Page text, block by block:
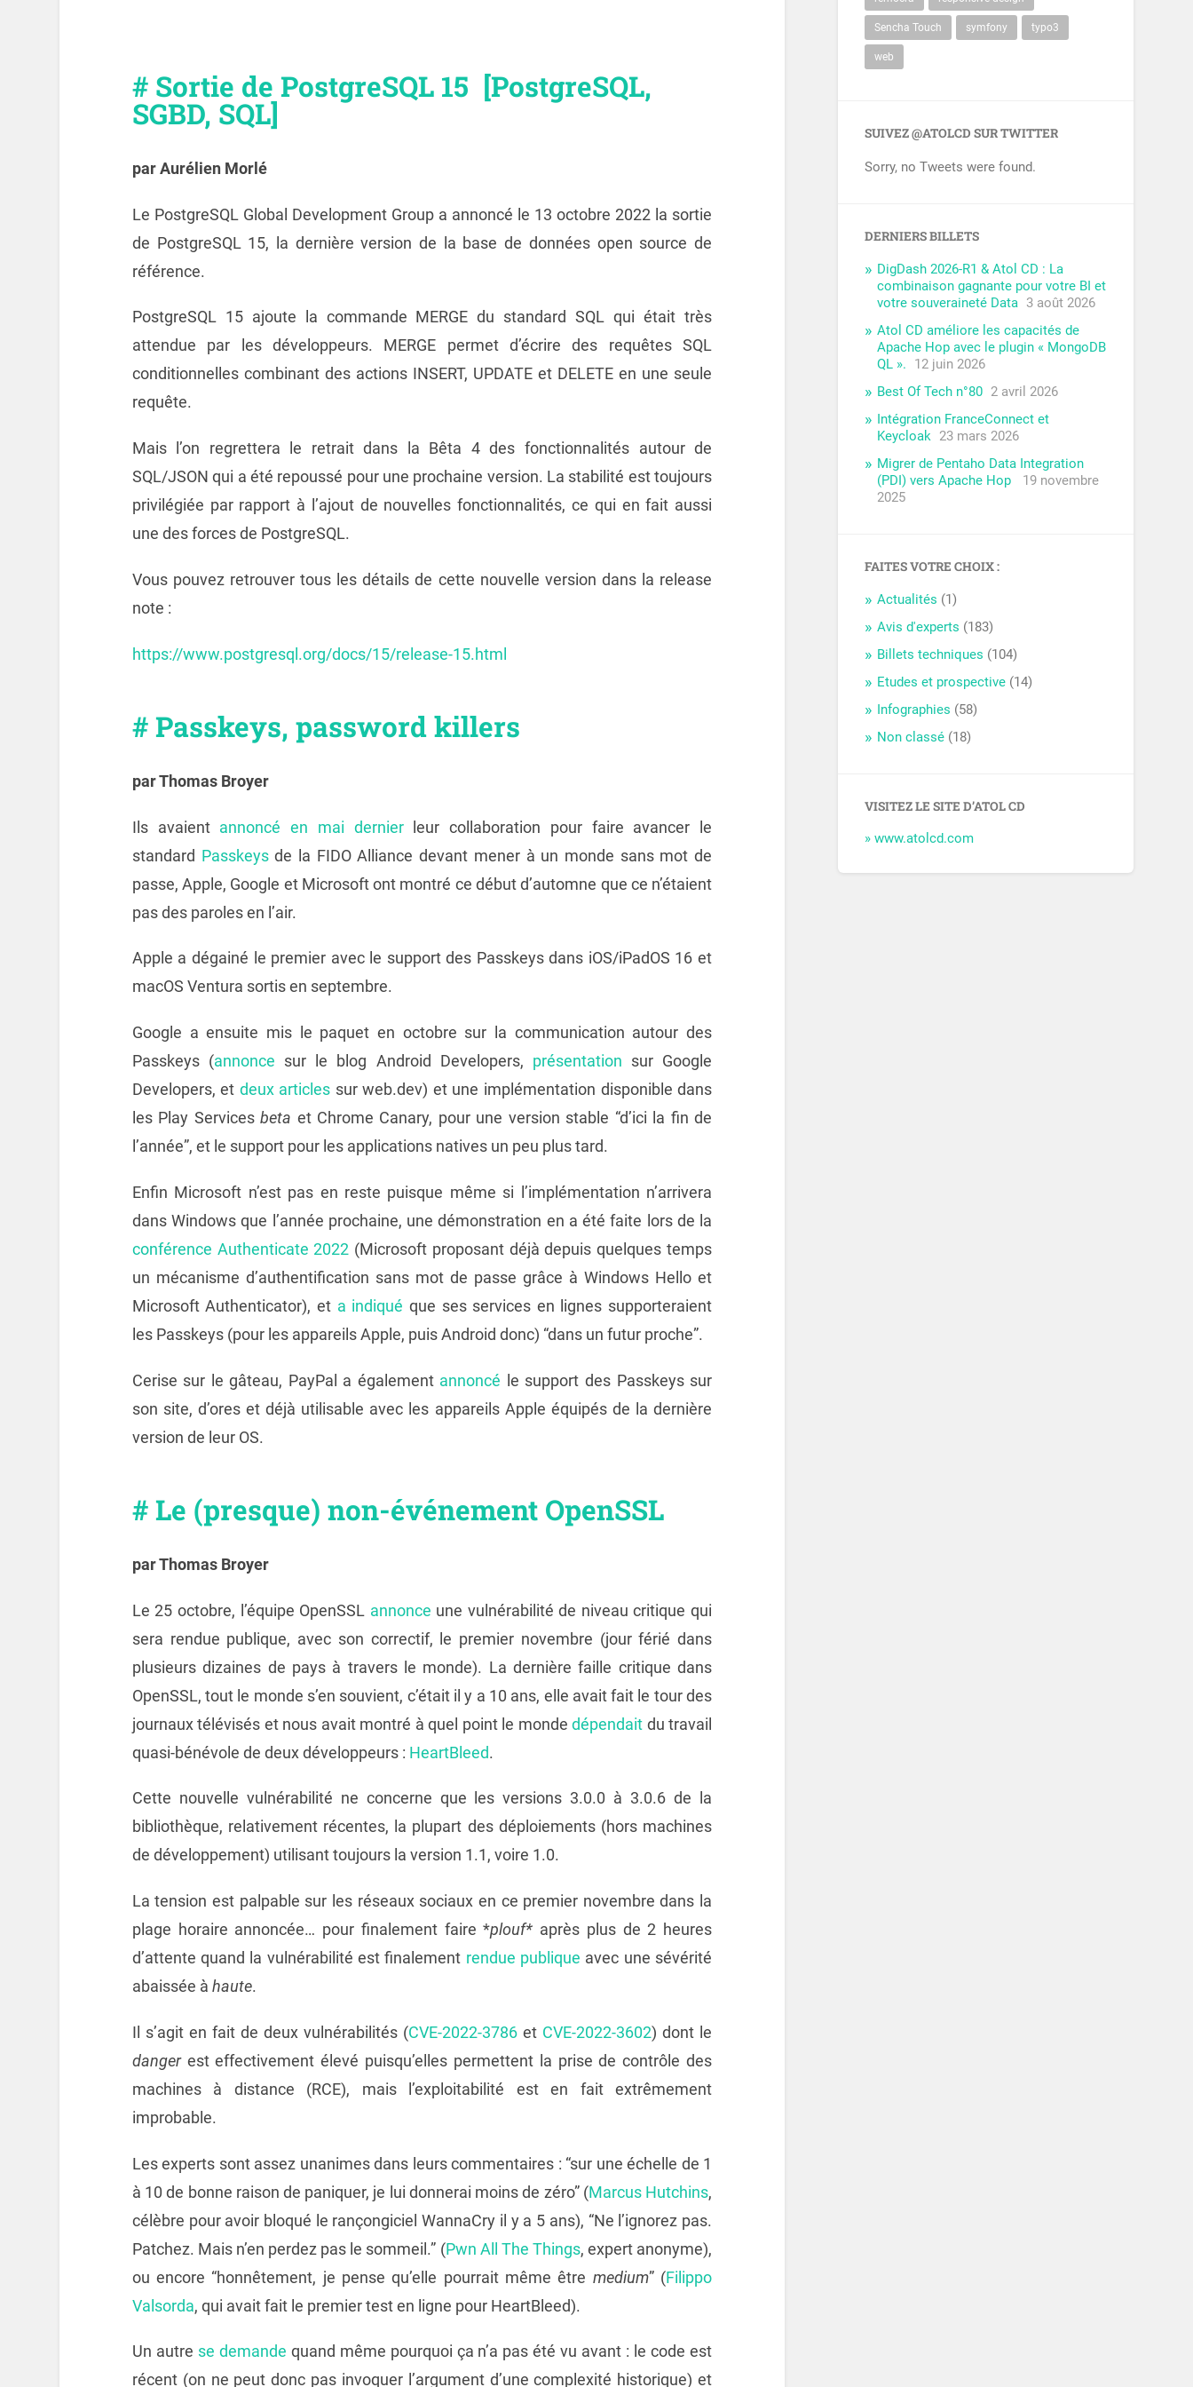
# Sortie de PostgreSQL 15 [PostgreSQL,
SGBD, SQL]
par Aurélien Morlé
Le PostgreSQL Global Development Group a annoncé le 13 octobre 2022 la sortie
de PostgreSQL 15, la dernière version de la base de données open source de
référence.
PostgreSQL 15 ajoute la commande MERGE du standard SQL qui était très
attendue par les développeurs. MERGE permet d’écrire des requêtes SQL
conditionnelles combinant des actions INSERT, UPDATE et DELETE en une seule
requête.
Mais l’on regrettera le retrait dans la Bêta 4 des fonctionnalités autour de
SQL/JSON qui a été repoussé pour une prochaine version. La stabilité est toujours
privilégiée par rapport à l’ajout de nouvelles fonctionnalités, ce qui en fait aussi
une des forces de PostgreSQL.
Vous pouvez retrouver tous les détails de cette nouvelle version dans la release
note :
https://www.postgresql.org/docs/15/release-15.html
# Passkeys, password killers
par Thomas Broyer
Ils avaient annoncé en mai dernierleur collaboration pour faire avancer le
standard Passkeysde la FIDO Alliance devant mener à un monde sans mot de
passe, Apple, Google et Microsoft ont montré ce début d’automne que ce n’étaient
pas des paroles en l’air.
Apple a dégainé le premier avec le support des Passkeys dans iOS/iPadOS 16 et
macOS Ventura sortis en septembre.
Google a ensuite mis le paquet en octobre sur la communication autour des
Passkeys (annonce sur le blog Android Developers, présentation sur Google
Developers, et deux articles sur web.dev) et une implémentation disponible dans
les Play Servicesbeta et Chrome Canary, pour une version stable “d’ici la fin de
l’année”, et le support pour les applications natives un peu plus tard.
Enfin Microsoft n’est pas en reste puisque même si l’implémentation n’arrivera
dans Windows que l’année prochaine, une démonstration en a été faite lors de la
conférence Authenticate 2022 (Microsoft proposant déjà depuis quelques temps
un mécanisme d’authentification sans mot de passe grâce à Windows Hello et
Microsoft Authenticator), et a indiqué que ses services en lignes supporteraient
les Passkeys (pour les appareils Apple, puis Android donc) “dans un futur proche”.
Cerise sur le gâteau, PayPal a également annoncé le support des Passkeys sur
son site, d’ores et déjà utilisable avec les appareils Apple équipés de la dernière
version de leur OS.
# Le (presque) non-événement OpenSSL
par Thomas Broyer
Le 25 octobre, l’équipe OpenSSL annonce une vulnérabilité de niveau critique qui
sera rendue publique, avec son correctif, le premier novembre (jour férié dans
plusieurs dizaines de pays à travers le monde). La dernière faille critique dans
OpenSSL, tout le monde s’en souvient, c’était il y a 10 ans, elle avait fait le tour des
journaux télévisés et nous avait montré à quel point le mondedépendait du travail
quasi-bénévole de deux développeurs : HeartBleed.
Cette nouvelle vulnérabilité ne concerne que les versions 3.0.0 à 3.0.6 de la
bibliothèque, relativement récentes, la plupart des déploiements (hors machines
de développement) utilisant toujours la version 1.1, voire 1.0.
La tension est palpable sur les réseaux sociaux en ce premier novembre dans la
plage horaire annoncée… pour finalement faire *plouf* après plus de 2 heures
d’attente quand la vulnérabilité est finalement rendue publique avec une sévérité
abaissée à haute.
Il s’agit en fait de deux vulnérabilités (CVE-2022-3786et CVE-2022-3602) dont le
dangerest effectivement élevé puisqu’elles permettent la prise de contrôle des
machines à distance (RCE), mais l’exploitabilité est en fait extrêmement
improbable.
Les experts sont assez unanimes dans leurs commentaires : “sur une échelle de 1
à 10 de bonne raison de paniquer, je lui donnerai moins de zéro” (Marcus Hutchins,
célèbre pour avoir bloqué le rançongiciel WannaCry il y a 5 ans), “Ne l’ignorez pas.
Patchez. Mais n’en perdez pas le sommeil.” (Pwn All The Things, expert anonyme),
ou encore “honnêtement, je pense qu’elle pourrait même être medium” (Filippo
Valsorda, qui avait fait le premier test en ligne pour HeartBleed).
Un autre se demande quand même pourquoi ça n’a pas été vu avant : le code est
récent (on ne peut donc pas invoquer l’argument d’une complexité historique) et
Sencha Touch symfony typo3
web
SUIVEZ @ATOLCD SUR TWITTER
Sorry, no Tweets were found.
DERNIERS BILLETS
DigDash 2026-R1 & Atol CD : La
combinaison gagnante pour votre BI et
votre souveraineté Data 3 août 2026
Atol CD améliore les capacités de
Apache Hop avec le plugin « MongoDB
QL ».
12 juin 2026
Best Of Tech n°80 2 avril 2026
Intégration FranceConnect et
Keycloak 23 mars 2026
Migrer de Pentaho Data Integration
(PDI) vers Apache Hop
19 novembre
2025
FAITES VOTRE CHOIX :
Actualités (1)
Avis d'experts (183)
Billets techniques (104)
Etudes et prospective (14)
Infographies (58)
Non classé (18)
VISITEZ LE SITE D’ATOL CD
» www.atolcd.com